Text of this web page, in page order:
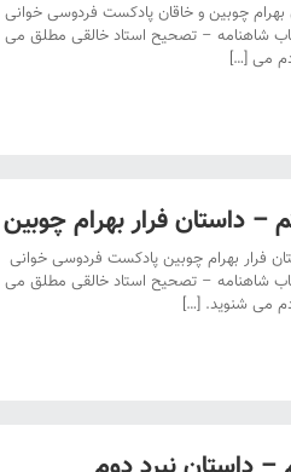
چوبین و خاقان پادکست فردوسی خوانی
شاهنامه – تصحیح استاد خالقی مطلق می
می […]
فرار بهرام چوبین
بهرام چوبین پادکست فردوسی خوانی
شاهنامه – تصحیح استاد خالقی مطلق می
می شنوید. […]